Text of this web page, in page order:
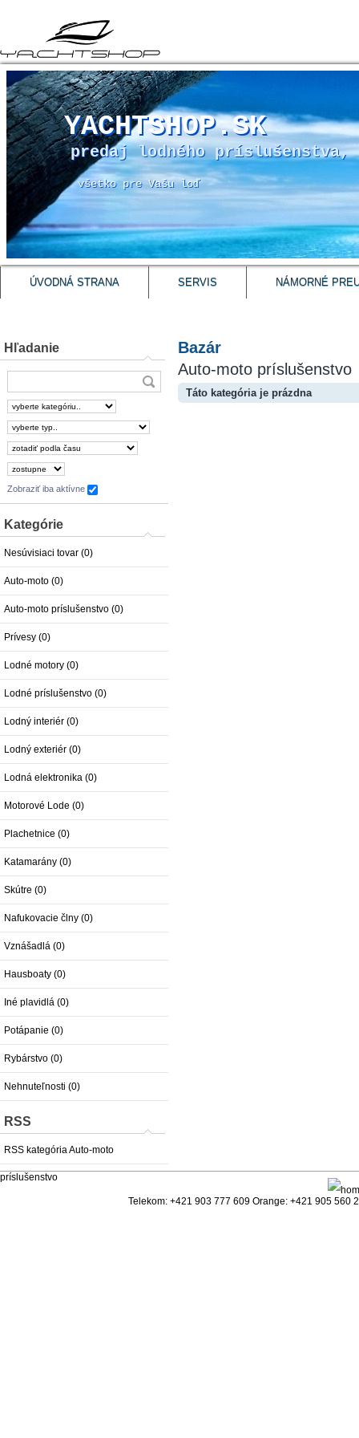
YACHTSHOP.SK
predaj lodného príslušenstva,
všetko pre Vašu loď
ÚVODNÁ STRANA SERVIS NÁMORNÉ
Hľadanie
Zobraziť iba aktívne
Kategórie
Nesúvisiaci tovar (0)
Auto-moto (0)
Auto-moto príslušenstvo (0)
Prívesy (0)
Lodné motory (0)
Lodné príslušenstvo (0)
Lodný interiér (0)
Lodný exteriér (0)
Lodná elektronika (0)
Motorové Lode (0)
Plachetnice (0)
Katamarány (0)
Skútre (0)
Nafukovacie člny (0)
Vznášadlá (0)
Hausboaty (0)
Iné plavidlá (0)
Potápanie (0)
Rybárstvo (0)
Nehnuteľnosti (0)
RSS
RSS kategória Auto-moto
príslušenstvo
Bazár
Auto-moto príslušenstvo
Táto kategória je prázdna
Telekom: +421 903 777 609 Orange: +421 905 560